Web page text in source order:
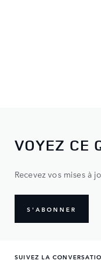
VOYEZ CE
Recevez vos mises à
S'ABONNER
SUIVEZ LA